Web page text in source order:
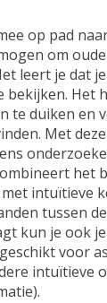
op pad
om
leert je dat
bekijken. Het
te duiken en
Met
het
intuïtieve
tussen
kun je ook
voor
intuïtieve